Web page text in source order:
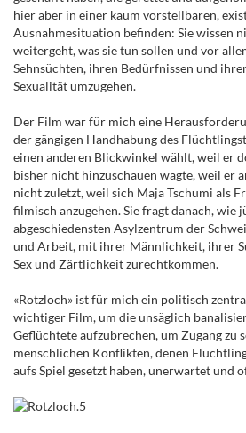
hier aber in einer kaum vorstellbaren,
Ausnahmesituation befinden: Sie wissen
weitergeht, was sie tun sollen und vor
Sehnsüchten, ihren Bedürfnissen und
Sexualität umzugehen.
Der Film war für mich eine
der gängigen Handhabung des
einen anderen Blickwinkel wählt, weil er
bisher nicht hinzuschauen wagte, weil er
nicht zuletzt, weil sich Maja Tschumi als
filmisch anzugehen. Sie fragt danach, wie
abgeschiedensten Asylzentrum der
und Arbeit, mit ihrer Männlichkeit, ihrer
Sex und Zärtlichkeit zurechtkommen.
«Rotzloch» ist für mich ein politisch
wichtiger Film, um die unsäglich
Geflüchtete aufzubrechen, um Zugang zu
menschlichen Konflikten, denen
aufs Spiel gesetzt haben, unerwartet und